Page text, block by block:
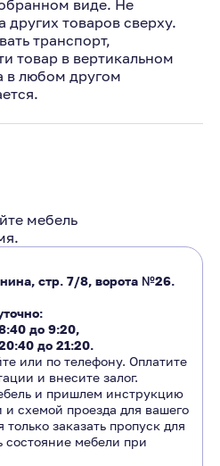
виде. Не
других товаров сверху.
транспорт,
товар в вертикальном
в любом другом
мебель
стр. 7/8, ворота №26.
до 9:20,
до 21:20.
или по телефону. Оплатите
и внесите залог.
и пришлем инструкцию
схемой проезда для вашего
заказать пропуск для
состояние мебели при